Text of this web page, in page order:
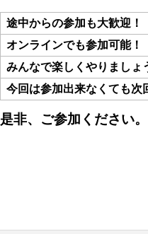
途中からの参加も大歓迎！
オンラインでも参加可能！
みんなで楽しくやりましょ
今回は参加出来なくても次
是非、ご参加ください。